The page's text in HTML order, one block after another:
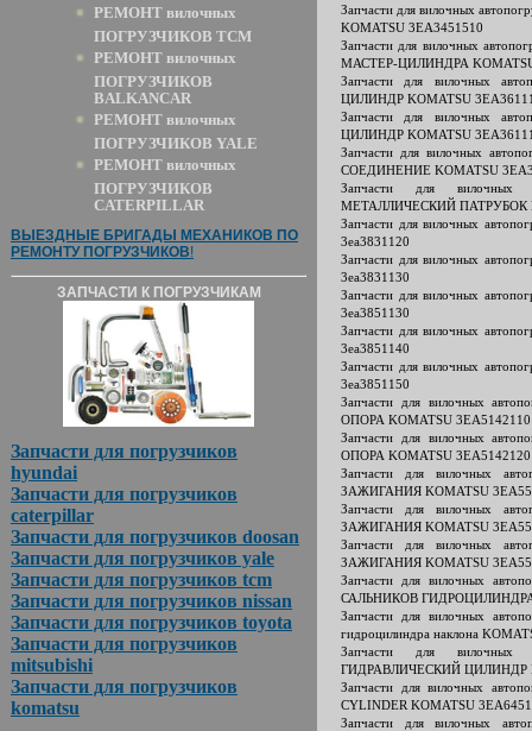
РЕМОНТ вилочных
ПОГРУЗЧИКОВ TCM
РЕМОНТ вилочных
ПОГРУЗЧИКОВ
BALKANCAR
РЕМОНТ вилочных
ПОГРУЗЧИКОВ YALE
РЕМОНТ вилочных
ПОГРУЗЧИКОВ
CATERPILLAR
ВЫЕЗДНЫЕ БРИГАДЫ МЕХАНИКОВ ПО
РЕМОНТУ ПОГРУЗЧИКОВ!
ЗАПЧАСТИ К ПОГРУЗЧИКАМ
Запчасти для погрузчиков
hyundai
Запчасти для погрузчиков
caterpillar
Запчасти для погрузчиков doosan
Запчасти для погрузчиков yale
Запчасти для погрузчиков tcm
Запчасти для погрузчиков nissan
Запчасти для погрузчиков toyota
Запчасти для погрузчиков
mitsubishi
Запчасти для погрузчиков
komatsu
Запчасти для вилочных
KOMATSU 3EA3451510
Запчасти для вилочных
МАСТЕР-ЦИЛИНДРА
Запчасти для вилочных
ЦИЛИНДР KOMATSU
Запчасти для вилочных
ЦИЛИНДР KOMATSU
Запчасти для вилочных
СОЕДИНЕНИЕ KOMATSU
Запчасти для вилочных
МЕТАЛЛИЧЕСКИЙ ПАТРУБОК
Запчасти для вилочных
3ea3831120
Запчасти для вилочных
3ea3831130
Запчасти для вилочных
3ea3851130
Запчасти для вилочных
3ea3851140
Запчасти для вилочных
3ea3851150
Запчасти для вилочных
ОПОРА KOMATSU 3EA5142110
Запчасти для вилочных
ОПОРА KOMATSU 3EA5142120
Запчасти для вилочных
ЗАЖИГАНИЯ KOMATSU
Запчасти для вилочных
ЗАЖИГАНИЯ KOMATSU
Запчасти для вилочных
ЗАЖИГАНИЯ KOMATSU
Запчасти для вилочных
САЛЬНИКОВ ГИДРОЦИЛИНДРА
Запчасти для вилочных
гидроцилиндра наклона
Запчасти для вилочных
ГИДРАВЛИЧЕСКИЙ ЦИЛИНДР
Запчасти для вилочных
CYLINDER KOMATSU
Запчасти для вилочных